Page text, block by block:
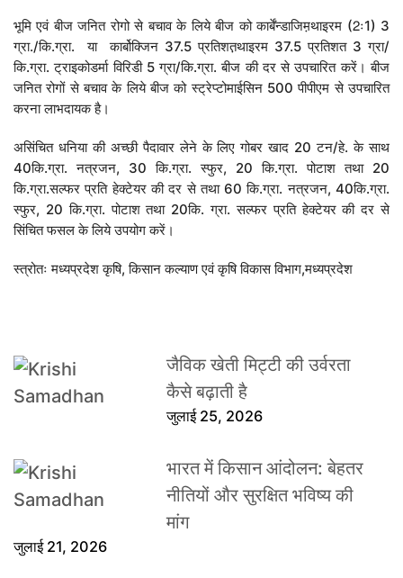
भूमि एवं बीज जनित रोगो से बचाव के लिये बीज को कार्बेंन्डाजिम़थाइरम (2ः1) 3
ग्रा./कि.ग्रा. या कार्बोक्जिन 37.5 प्रतिशत़थाइरम 37.5 प्रतिशत 3 ग्रा/
कि.ग्रा. ट्राइकोडर्मा विरिडी 5 ग्रा/कि.ग्रा. बीज की दर से उपचारित करें। बीज
जनित रोगों से बचाव के लिये बीज को स्ट्रेप्टोमाईसिन 500 पीपीएम से उपचारित
करना लाभदायक है।
असिंचित धनिया की अच्छी पैदावार लेने के लिए गोबर खाद 20 टन/हे. के साथ
40कि.ग्रा. नत्रजन, 30 कि.ग्रा. स्फुर, 20 कि.ग्रा. पोटाश तथा 20
कि.ग्रा.सल्फर प्रति हेक्टेयर की दर से तथा 60 कि.ग्रा. नत्रजन, 40कि.ग्रा.
स्फुर, 20 कि.ग्रा. पोटाश तथा 20कि. ग्रा. सल्फर प्रति हेक्टेयर की दर से
सिंचित फसल के लिये उपयोग करें।
स्त्रोतः मध्यप्रदेश कृषि, किसान कल्याण एवं कृषि विकास विभाग,मध्यप्रदेश
जैविक खेती मिट्टी की उर्वरता
कैसे बढ़ाती है
जुलाई 25, 2026
भारत में किसान आंदोलन: बेहतर
नीतियों और सुरक्षित भविष्य की
मांग
जुलाई 21, 2026